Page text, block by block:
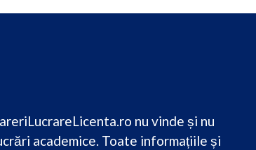
nu vinde și nu
academice. Toate informațiile și